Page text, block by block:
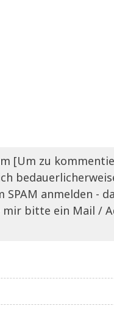
[Um zu
SPAM anmelden -
mir bitte ein Mail /